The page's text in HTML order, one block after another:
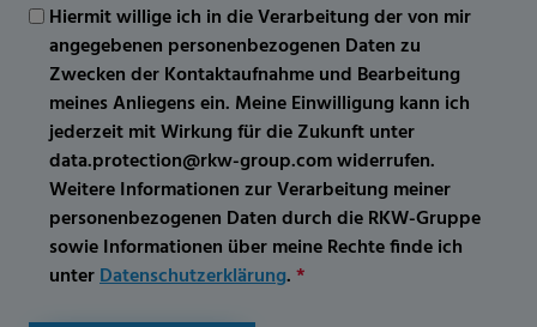
Hiermit willige ich in die Verarbeitung der von mir
angegebenen personenbezogenen Daten zu
Zwecken der Kontaktaufnahme und Bearbeitung
meines Anliegens ein. Meine Einwilligung kann ich
jederzeit mit Wirkung für die Zukunft unter
data.protection@rkw-group.com widerrufen.
Weitere Informationen zur Verarbeitung meiner
personenbezogenen Daten durch die RKW-Gruppe
sowie Informationen über meine Rechte finde ich
unterDatenschutzerklärung.*